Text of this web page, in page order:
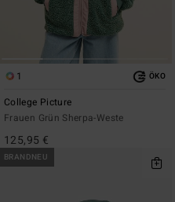
1 ÖKO
College Picture
Frauen Grün Sherpa-Weste
125,95 €
BRANDNEU